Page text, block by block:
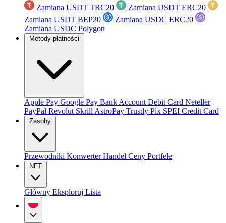
Zamiana USDT TRC20
Zamiana USDT ERC20
Zamiana USDT BEP20
Zamiana USDC ERC20
Zamiana USDC Polygon
Metody płatności
Apple Pay Google Pay Bank Account Debit Card Neteller
PayPal Revolut Skrill AstroPay Trustly Pix SPEI Credit Card
Zasoby
Przewodniki KonwerterHandel Ceny Portfele
NFT
Główny Eksploruj Lista